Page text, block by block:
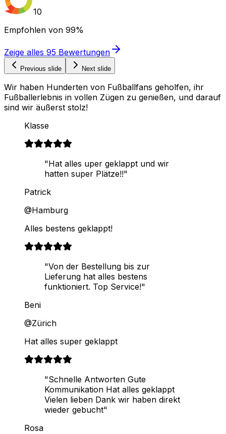
10
Empfohlen von 99%
Zeige alles 95 Bewertungen
Previous slide Next slide
Wir haben Hunderten von Fußballfans geholfen, ihr
Fußballerlebnis in vollen Zügen zu genießen, und darauf
sind wir äußerst stolz!
Klasse
"Hat alles uper geklappt und wir
hatten super Plätze!!"
Patrick
@Hamburg
Alles bestens geklappt!
"Von der Bestellung bis zur
Lieferung hat alles bestens
funktioniert. Top Service!"
Beni
@Zürich
Hat alles super geklappt
"Schnelle Antworten Gute
Kommunikation Hat alles geklappt
Vielen lieben Dank wir haben direkt
wieder gebucht"
Rosa